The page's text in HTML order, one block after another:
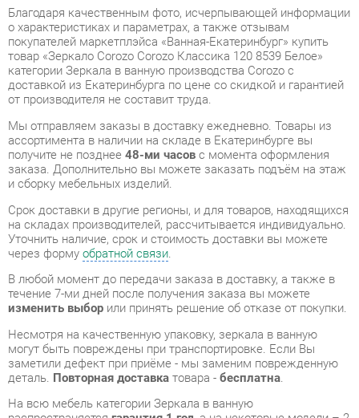
доставкой из Екатеринбурга по цене со скидкой и гарантией
от производителя не составит труда.
Мы отправляем заказы в доставку ежедневно. Товары из
ассортимента в наличии на складе в Екатеринбурге вы
получите не позднее48-ми часовс момента оформления
заказа. Дополнительно вы можете заказать подъём на этаж
и сборку мебельных изделий.
Срок доставки в другие регионы, и для товаров, находящихся
на складах производителей, рассчитывается индивидуально.
Уточнить наличие, срок и стоимость доставки вы можете
через формуобратной связи.
течение 7-ми дней после получения заказа вы можете
изменить выборили принять решение об отказе от покупки.
Несмотря на качественную упаковку, зеркала в ванную
могут быть повреждены при транспортировке. Если Вы
заметили дефект при приёме - мы заменим поврежденную
деталь.Повторная доставкатовара -бесплатна.
На всю мебель категории Зеркала в ванную
распространяется гарантия 1 год, а на некоторые модели – 2
года с момента приобретения.
Зеркало Corozo Corozo Классика 120 8539 Белое- это
качественное изделие производстваCorozo,
соответствующее современному государственному
стандарту.